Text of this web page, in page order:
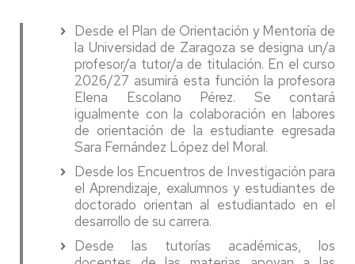
Desde el Plan de Orientación y Mentoría de
la Universidad de Zaragoza se designa un/a
profesor/a tutor/a de titulación. En el curso
2026/27 asumirá esta función la profesora
Elena Escolano Pérez. Se contará
igualmente con la colaboración en labores
de orientación de la estudiante egresada
Sara Fernández López del Moral.
Desde los Encuentros de Investigación para
el Aprendizaje, exalumnos y estudiantes de
doctorado orientan al estudiantado en el
desarrollo de su carrera.
Desde las tutorías académicas, los